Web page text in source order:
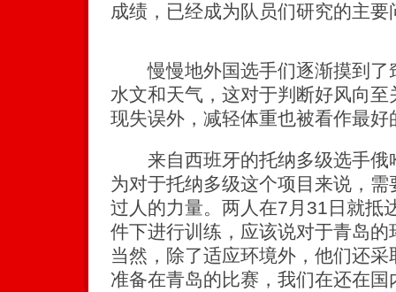
成绩，已经成为队员们研究的主要
慢慢地外国选手们逐渐摸到了
水文和天气，这对于判断好风向
现失误外，减轻体重也被看作最
来自西班牙的托纳多级选手俄
为对于托纳多级这个项目来说，
过人的力量。两人在7月31日就抵
件下进行训练，应该说对于青岛
当然，除了适应环境外，他们还采
准备在青岛的比赛，我们在还在